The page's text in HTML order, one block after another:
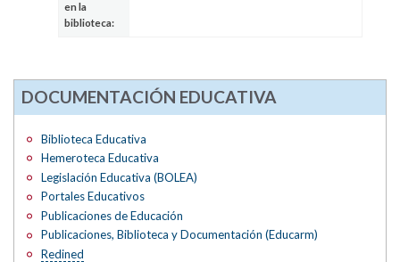
en la
biblioteca:
DOCUMENTACIÓN EDUCATIVA
Biblioteca Educativa
Hemeroteca Educativa
Legislación Educativa (BOLEA)
Portales Educativos
Publicaciones de Educación
Publicaciones, Biblioteca y Documentación (Educarm)
Redined